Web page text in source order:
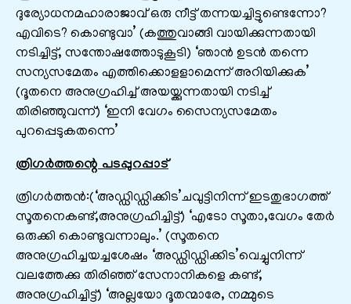
ദുര്യോധനമഹാരാജാവ് ഒരു നീട്ട് തന്നയച്ചിട്ടുണ്ടെന്നോ?
എവിടെ? കൊണ്ടുവാ’ (കത്തുവാങ്ങി വായിക്കുന്നതായി
നടിച്ചിട്ട്, സന്തോഷത്തോടുകൂടി) ‘ഞാന്‍ ഉടന്‍ തന്നെ
സന്യസമേതം എത്തിക്കൊളളാമെന്ന് അറിയിക്കുക’
(ദൂതനെ അനുഗ്രഹിച്ച് അയയ്ക്കുന്നതായി നടിച്ച്
തിരിഞ്ഞുവന്ന്) ‘ഇനി വേഗം സൈന്യസമേതം
പുറപ്പെടുകതന്നെ’
ത്രിഗര്‍ത്തന്റെ പടപ്പുറപ്പാട്
ത്രിഗര്‍ത്തന്‍:(‘അഡ്ഡിഡ്ഡിക്കിട’ചവുട്ടിനിന്ന് ഇടതുഭാഗത്ത്
സൂതനെകണ്ട്,അനുഗ്രഹിച്ചിട്ട്) ‘എടോ സൂതാ,വേഗം തേര്‍
ഒരുക്കി കൊണ്ടുവന്നാലും.’ (സൂതനെ
അനുഗ്രഹിച്ചയച്ചശേഷം ‘അഡ്ഡിഡ്ഡിക്കിട’വെച്ചുനിന്ന്
വലത്തേക്കു തിരിഞ്ഞ് സേനാനികളെ കണ്ട്,
അനുഗ്രഹിച്ചിട്ട്) ‘അല്ലയോ ദൂതന്മാരേ, നമ്മുടെ